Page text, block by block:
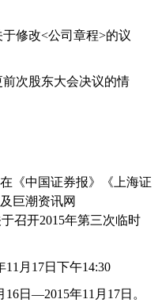
修改<公司章程>的议
次股东大会决议的情
《中国证券报》《上海证
巨潮资讯网
召开2015年第三次临时
11 月 17日下午14:30
16日 —2015年11 月 17日。